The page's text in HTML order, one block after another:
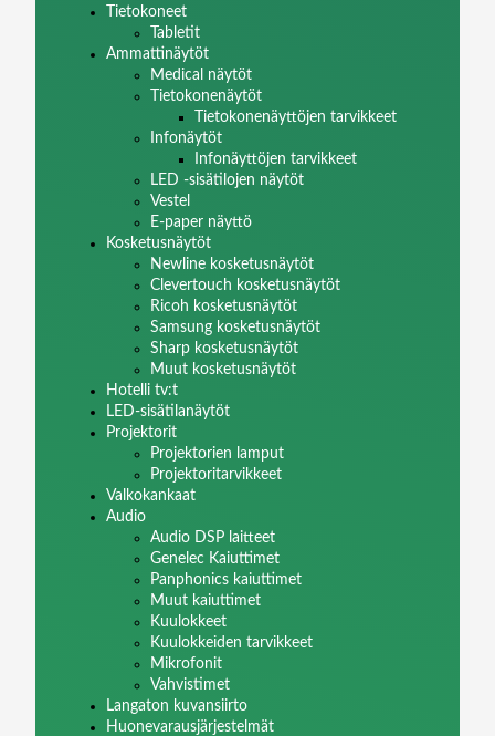
Tietokoneet
Tabletit
Ammattinäytöt
Medical näytöt
Tietokonenäytöt
Tietokonenäyttöjen tarvikkeet
Infonäytöt
Infonäyttöjen tarvikkeet
LED -sisätilojen näytöt
Vestel
E-paper näyttö
Kosketusnäytöt
Newline kosketusnäytöt
Clevertouch kosketusnäytöt
Ricoh kosketusnäytöt
Samsung kosketusnäytöt
Sharp kosketusnäytöt
Muut kosketusnäytöt
Hotelli tv:t
LED-sisätilanäytöt
Projektorit
Projektorien lamput
Projektoritarvikkeet
Valkokankaat
Audio
Audio DSP laitteet
Genelec Kaiuttimet
Panphonics kaiuttimet
Muut kaiuttimet
Kuulokkeet
Kuulokkeiden tarvikkeet
Mikrofonit
Vahvistimet
Langaton kuvansiirto
Huonevarausjärjestelmät